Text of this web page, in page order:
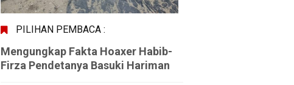
PILIHAN PEMBACA :
Mengungkap Fakta Hoaxer Habib-
Firza Pendetanya Basuki Hariman